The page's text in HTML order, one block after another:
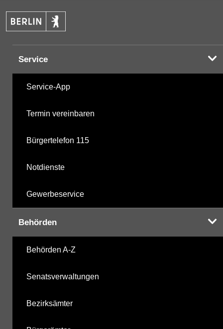
Service
Service-App
Termin vereinbaren
Bürgertelefon 115
Notdienste
Gewerbeservice
Behörden
Behörden A-Z
Senatsverwaltungen
Bezirksämter